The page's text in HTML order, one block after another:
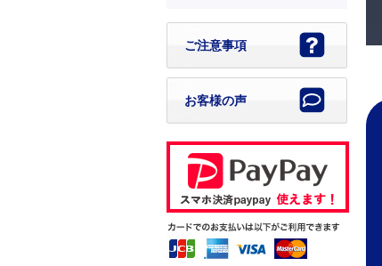
ご注意事項
お客様の声